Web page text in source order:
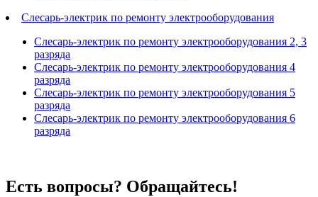
Слесарь-электрик по ремонту электрооборудования
Слесарь-электрик по ремонту электрооборудования 2, 3
разряда
Слесарь-электрик по ремонту электрооборудования 4
разряда
Слесарь-электрик по ремонту электрооборудования 5
разряда
Слесарь-электрик по ремонту электрооборудования 6
разряда
Есть вопросы? Обращайтесь!